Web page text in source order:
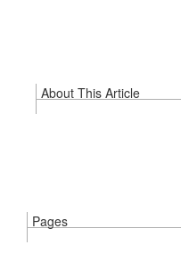
About This Article
Pages